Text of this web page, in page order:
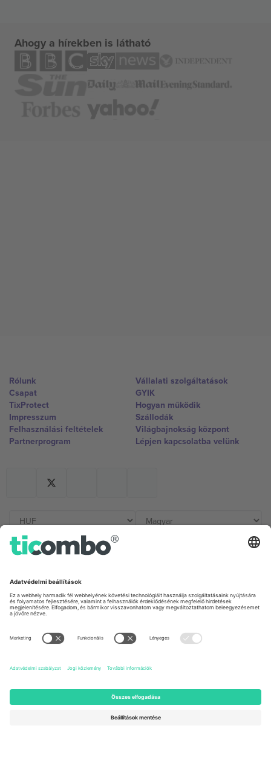
Ahogy a hírekben is látható
Rólunk
Csapat
TixProtect
Impresszum
Felhasználási feltételek
Partnerprogram
Vállalati szolgáltatások
GYIK
Hogyan működik
Szállodák
Világbajnokság központ
Lépjen kapcsolatba velünk
Germany
Unter den Linden 24, 10117
Berlin, Germany
United Kingdom
167 City Road, London, Greater
Newark, Delaware 19713, United
States
Engelberg, Switzerland